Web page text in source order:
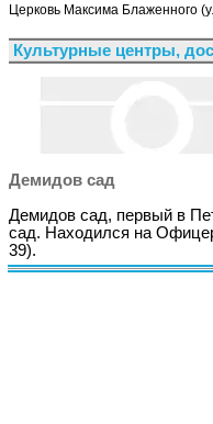
Церковь Максима Блаженного
Культурные центры,
Демидов сад
Демидов сад, первый в
сад. Находился на
39).